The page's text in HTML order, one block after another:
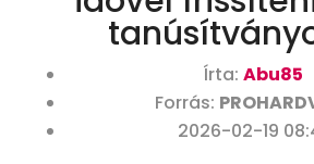
Írta: Abu85
Forrás:
2026-02-19